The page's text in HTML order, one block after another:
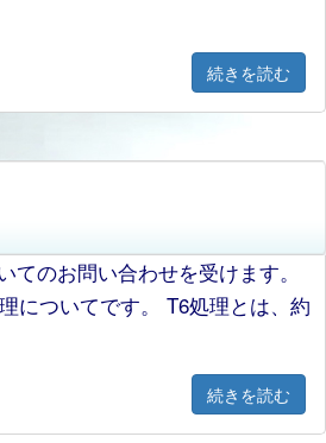
続きを読む
てのお問い合わせを受けます。
についてです。 T6処理とは、約
続きを読む